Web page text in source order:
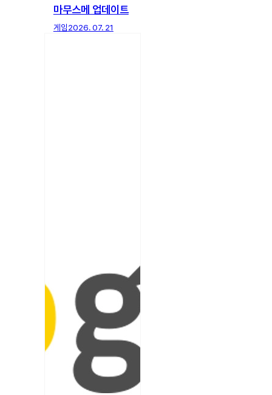
마무스메 업데이트
게임2026. 07. 21